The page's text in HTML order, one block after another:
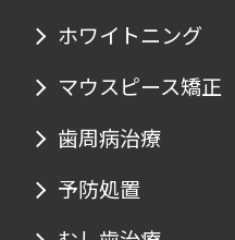
ホワイトニング
マウスピース矯正
歯周病治療
予防処置